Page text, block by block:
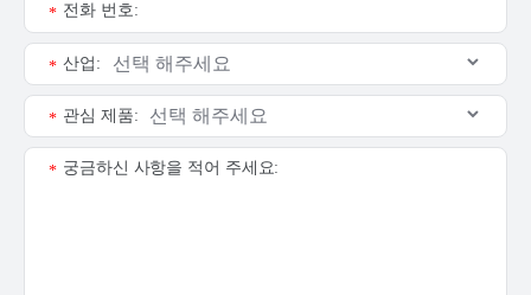
전화 번호:
*
산업:
*
관심 제품:
*
궁금하신 사항을 적어 주세요:
*